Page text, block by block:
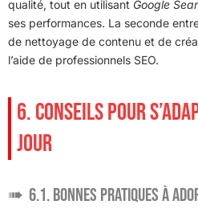
qualité, tout en utilisant Google
ses performances. La seconde
de nettoyage de contenu et de
l’aide de professionnels SEO.
6. CONSEILS POUR
JOUR
6.1. Bonnes pratiques à